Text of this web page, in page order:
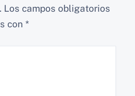
Los campos obligatorios
con *